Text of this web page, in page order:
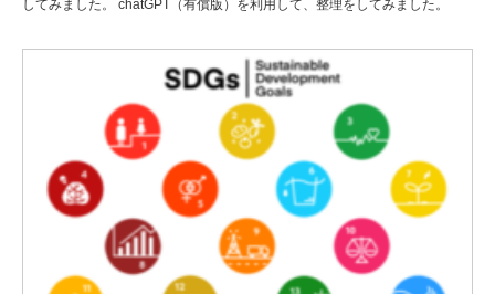
してみました。 chatGPT（有償版）を利用して、整理をしてみました。